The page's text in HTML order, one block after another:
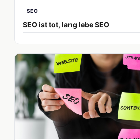
SEO
SEO ist tot, lang lebe SEO